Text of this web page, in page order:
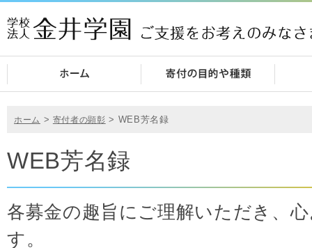
ホーム > 寄付者の顕彰 > WEB芳名録
WEB芳名録
各募金の趣旨にご理解いただき、
す。